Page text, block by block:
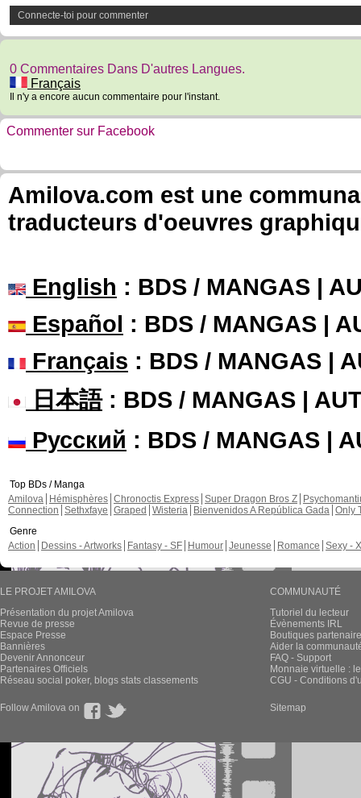
Connecte-toi pour commenter
0 Commentaires Dans D'autres Langues.
Français
Il n'y a encore aucun commentaire pour l'instant.
Commenter sur Facebook
Amilova.com est une
traducteurs d'oeuvres
English : BDS / MANGAS |
Español : BDS / MANGAS |
Français : BDS / MANGAS |
日本語: BDS / MANGAS |
Русский : BDS / MANGAS |
Top BDs / Manga
Amilova
Hémisphères Chronoctis Express Super Dragon Bros Z
Connection Sethxfaye Graped Wisteria Bienvenidos A República Gada Only
Genre
Action
Dessins - Artworks Fantasy - SF Humour Jeunesse Romance Sexy -
LE PROJET AMILOVA
Présentation du projet Amilova
Revue de presse
Espace Presse
Bannières
Devenir Annonceur
Partenaires Officiels
Réseau social poker, blogs stats classements
COMMUNAUTÉ
Tutoriel du lecteur
Évènements IRL
Boutiques
Aider la
FAQ - Support
Monnaie virtuelle :
CGU - Conditions
Follow Amilova on Sitemap